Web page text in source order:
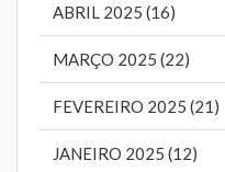
ABRIL 2025 (16)
MARÇO 2025 (22)
FEVEREIRO 2025 (21)
JANEIRO 2025 (12)